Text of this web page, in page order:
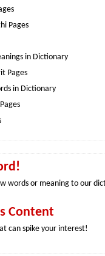
Pages
in Dictionary
Pages
in Dictionary
words or meaning to our
Content
can spike your interest!